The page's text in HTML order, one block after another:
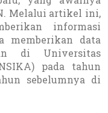
Melalui artikel ini,
informasi
memberikan data
di Universitas
pada tahun
sebelumnya di